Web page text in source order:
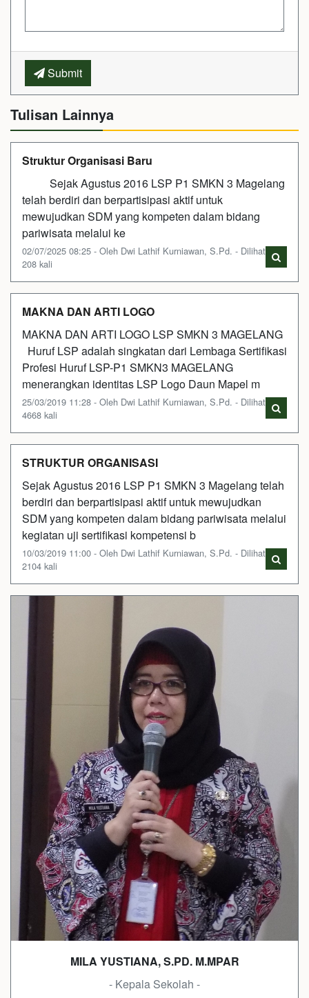
Submit
Tulisan Lainnya
Struktur Organisasi Baru
Sejak Agustus 2016 LSP P1 SMKN 3 Magelang
telah berdiri dan berpartisipasi aktif untuk
mewujudkan SDM yang kompeten dalam bidang
pariwisata melalui ke
02/07/2025 08:25 - Oleh Dwi Lathif Kurniawan, S.Pd. - Dilihat
208 kali
MAKNA DAN ARTI LOGO
MAKNA DAN ARTI LOGO LSP SMKN 3 MAGELANG
Huruf LSP adalah singkatan dari Lembaga Sertifikasi
Profesi Huruf LSP-P1 SMKN3 MAGELANG
menerangkan identitas LSP Logo Daun Mapel m
25/03/2019 11:28 - Oleh Dwi Lathif Kurniawan, S.Pd. - Dilihat
4668 kali
STRUKTUR ORGANISASI
Sejak Agustus 2016 LSP P1 SMKN 3 Magelang telah
berdiri dan berpartisipasi aktif untuk mewujudkan
SDM yang kompeten dalam bidang pariwisata melalui
kegiatan uji sertifikasi kompetensi b
10/03/2019 11:00 - Oleh Dwi Lathif Kurniawan, S.Pd. - Dilihat
2104 kali
MILA YUSTIANA, S.PD. M.MPAR
- Kepala Sekolah -